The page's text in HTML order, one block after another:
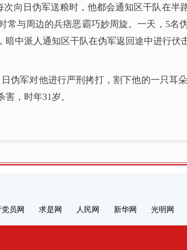
向日伪军送粮时，他都会通知区干队在半
与周边的兵痞恶霸巧妙周旋。一天，5名
中派人通知区干队在伪军返回途中进行
伪军对他进行严刑拷打，割下他的一只耳
，时年31岁。
员网 求是网 人民网 新华网 光明网